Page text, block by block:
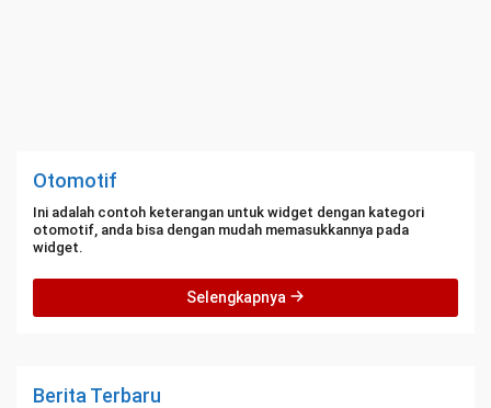
Otomotif
Ini adalah contoh keterangan untuk widget dengan kategori
otomotif, anda bisa dengan mudah memasukkannya pada
widget.
Selengkapnya
Berita Terbaru